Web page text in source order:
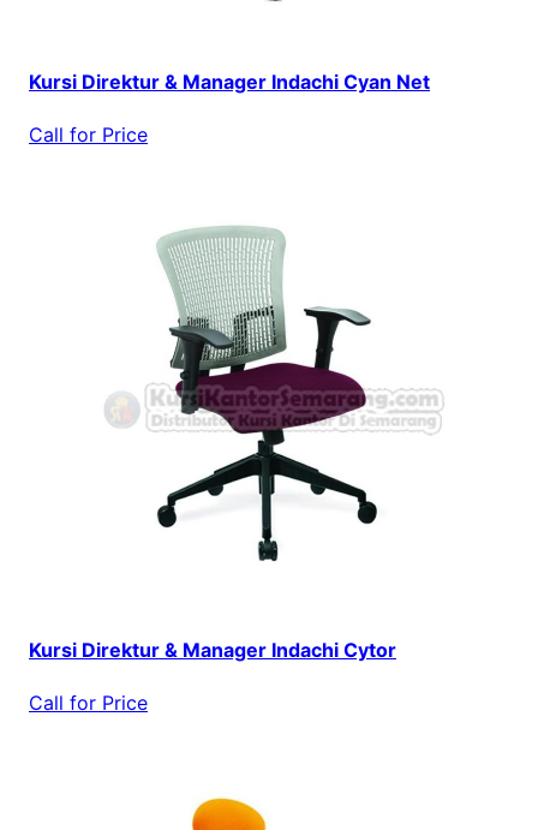
Kursi Direktur & Manager Indachi Cyan Net
Call for Price
Kursi Direktur & Manager Indachi Cytor
Call for Price